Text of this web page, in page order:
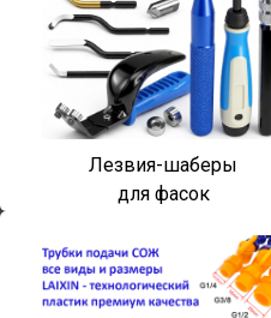
Лезвия-шаберы
для фасок